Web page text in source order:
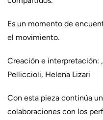
Es un momento de
el movimiento.
Creación e interpretación:
Pelliccioli, Helena Lizari
Con esta pieza continúa
colaboraciones con los